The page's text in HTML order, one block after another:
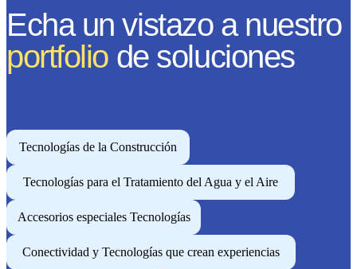
Echa un vistazo a nuestro
portfolio de soluciones
Tecnologías de la Construcción
Tecnologías para el Tratamiento del Agua y el Aire
Accesorios especiales Tecnologías
Conectividad y Tecnologías que crean experiencias